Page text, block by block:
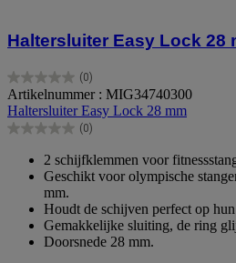
Haltersluiter Easy Lock 28
(0)
0.0
van
de
5
Artikelnummer : MIG34740300
Haltersluiter Easy Lock 28 mm
(0)
0.0
sterren.
2 schijfklemmen voor
Geschikt voor olympische
mm.
Houdt de schijven perfect op hun
Gemakkelijke sluiting, de ring
Doorsnede 28 mm.